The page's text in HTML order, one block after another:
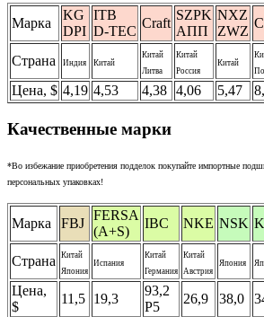
Марка
KG
DPI
ITB
D-TEC
Craft
SZPK
АПП
NXZ
ZWZ
Страна Индия Китай
Китай
Литва
Китай
Россия
Китай
Цена, $ 4,19 4,53 4,38 4,06 5,47
Качественные марки
*Во избежание приобретения подделок покупайте импортные
персональных упаковках!
Марка FBJ
FERSA
(A+S)
IBC NKE NSK
Страна
Китай
Япония
Испания
Китай
Германия
Китай
Австрия
Япония
Цена,
$
11,5 19,3
93,2
P5
26,9 38,0